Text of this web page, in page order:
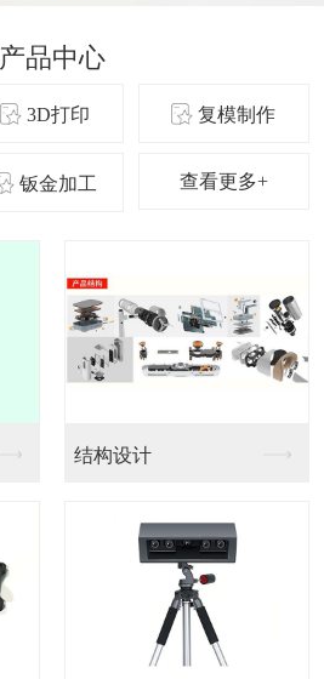
产品中心
3D打印 复模制作
钣金加工 查看更多+
结构设计